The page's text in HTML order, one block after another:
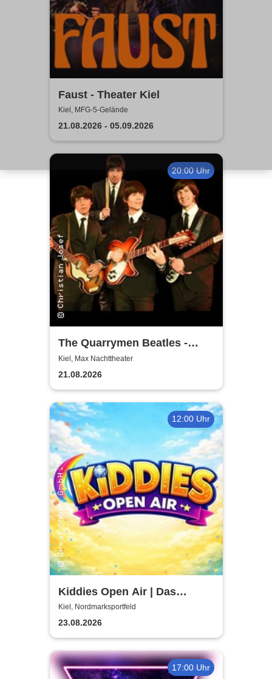
Faust - Theater Kiel
Kiel, MFG-5-Gelände
21.08.2026 - 05.09.2026
20:00 Uhr
The Quarrymen Beatles -
Beatlemania is back
Kiel, Max Nachttheater
21.08.2026
12:00 Uhr
Kiddies Open Air | Das
Kinder- & Familienfestival in
Kiel
Kiel, Nordmarksportfeld
23.08.2026
17:00 Uhr